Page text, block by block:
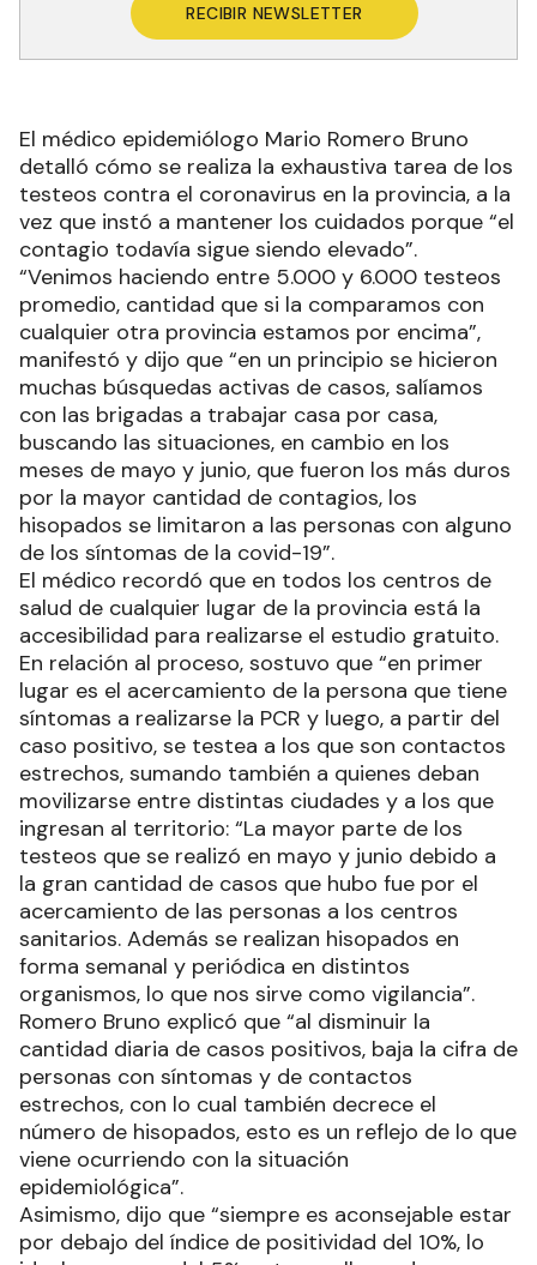
RECIBIR NEWSLETTER
El médico epidemiólogo Mario Romero Bruno
detalló cómo se realiza la exhaustiva tarea de los
testeos contra el coronavirus en la provincia, a la
vez que instó a mantener los cuidados porque “el
contagio todavía sigue siendo elevado”.
“Venimos haciendo entre 5.000 y 6.000 testeos
promedio, cantidad que si la comparamos con
cualquier otra provincia estamos por encima”,
manifestó y dijo que “en un principio se hicieron
muchas búsquedas activas de casos, salíamos
con las brigadas a trabajar casa por casa,
buscando las situaciones, en cambio en los
meses de mayo y junio, que fueron los más duros
por la mayor cantidad de contagios, los
hisopados se limitaron a las personas con alguno
de los síntomas de la covid-19”.
El médico recordó que en todos los centros de
salud de cualquier lugar de la provincia está la
accesibilidad para realizarse el estudio gratuito.
En relación al proceso, sostuvo que “en primer
lugar es el acercamiento de la persona que tiene
síntomas a realizarse la PCR y luego, a partir del
caso positivo, se testea a los que son contactos
estrechos, sumando también a quienes deban
movilizarse entre distintas ciudades y a los que
ingresan al territorio: “La mayor parte de los
testeos que se realizó en mayo y junio debido a
la gran cantidad de casos que hubo fue por el
acercamiento de las personas a los centros
sanitarios. Además se realizan hisopados en
forma semanal y periódica en distintos
organismos, lo que nos sirve como vigilancia”.
Romero Bruno explicó que “al disminuir la
cantidad diaria de casos positivos, baja la cifra de
personas con síntomas y de contactos
estrechos, con lo cual también decrece el
número de hisopados, esto es un reflejo de lo que
viene ocurriendo con la situación
epidemiológica”.
Asimismo, dijo que “siempre es aconsejable estar
por debajo del índice de positividad del 10%, lo